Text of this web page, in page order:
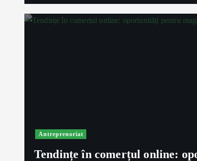
Antreprenoriat
Tendințe în comerțul online: